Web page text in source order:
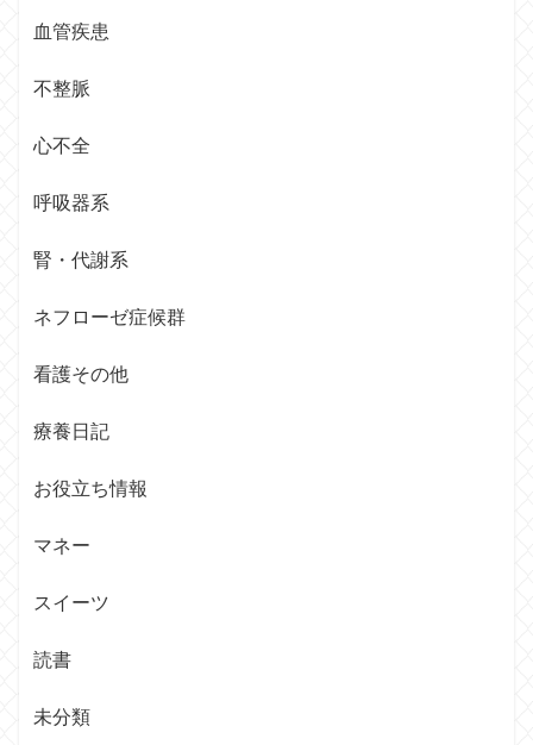
血管疾患
不整脈
心不全
呼吸器系
腎・代謝系
ネフローゼ症候群
看護その他
療養日記
お役立ち情報
マネー
スイーツ
読書
未分類